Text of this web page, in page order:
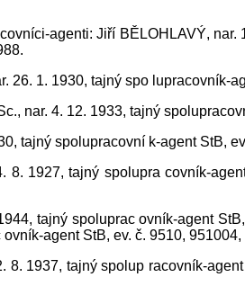
agenti: Jiří BĚLOHLAVÝ,
26. 1. 1930, tajný spo lupracovník-
nar. 4. 12. 1933, tajný
tajný spolupracovní k-agent StB,
8. 1927, tajný spolupra covník-
tajný spoluprac ovník-agent
agent StB, ev. č. 9510,
8. 1937, tajný spolup racovník-